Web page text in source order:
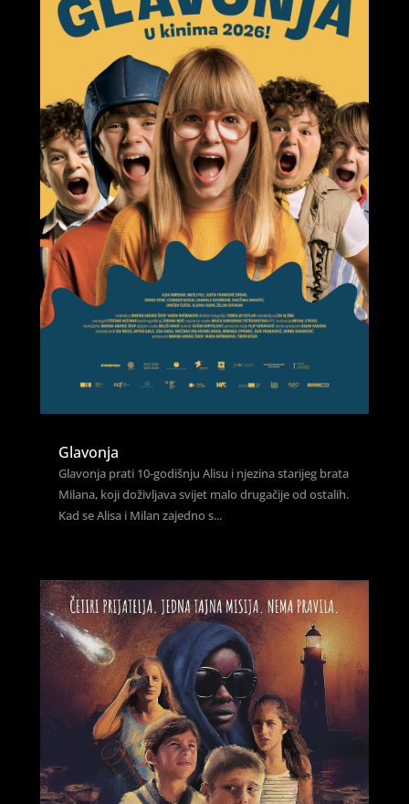
Glavonja
Glavonja prati 10-godišnju Alisu i njezina starijeg brata
Milana, koji doživljava svijet malo drugačije od ostalih.
Kad se Alisa i Milan zajedno s...